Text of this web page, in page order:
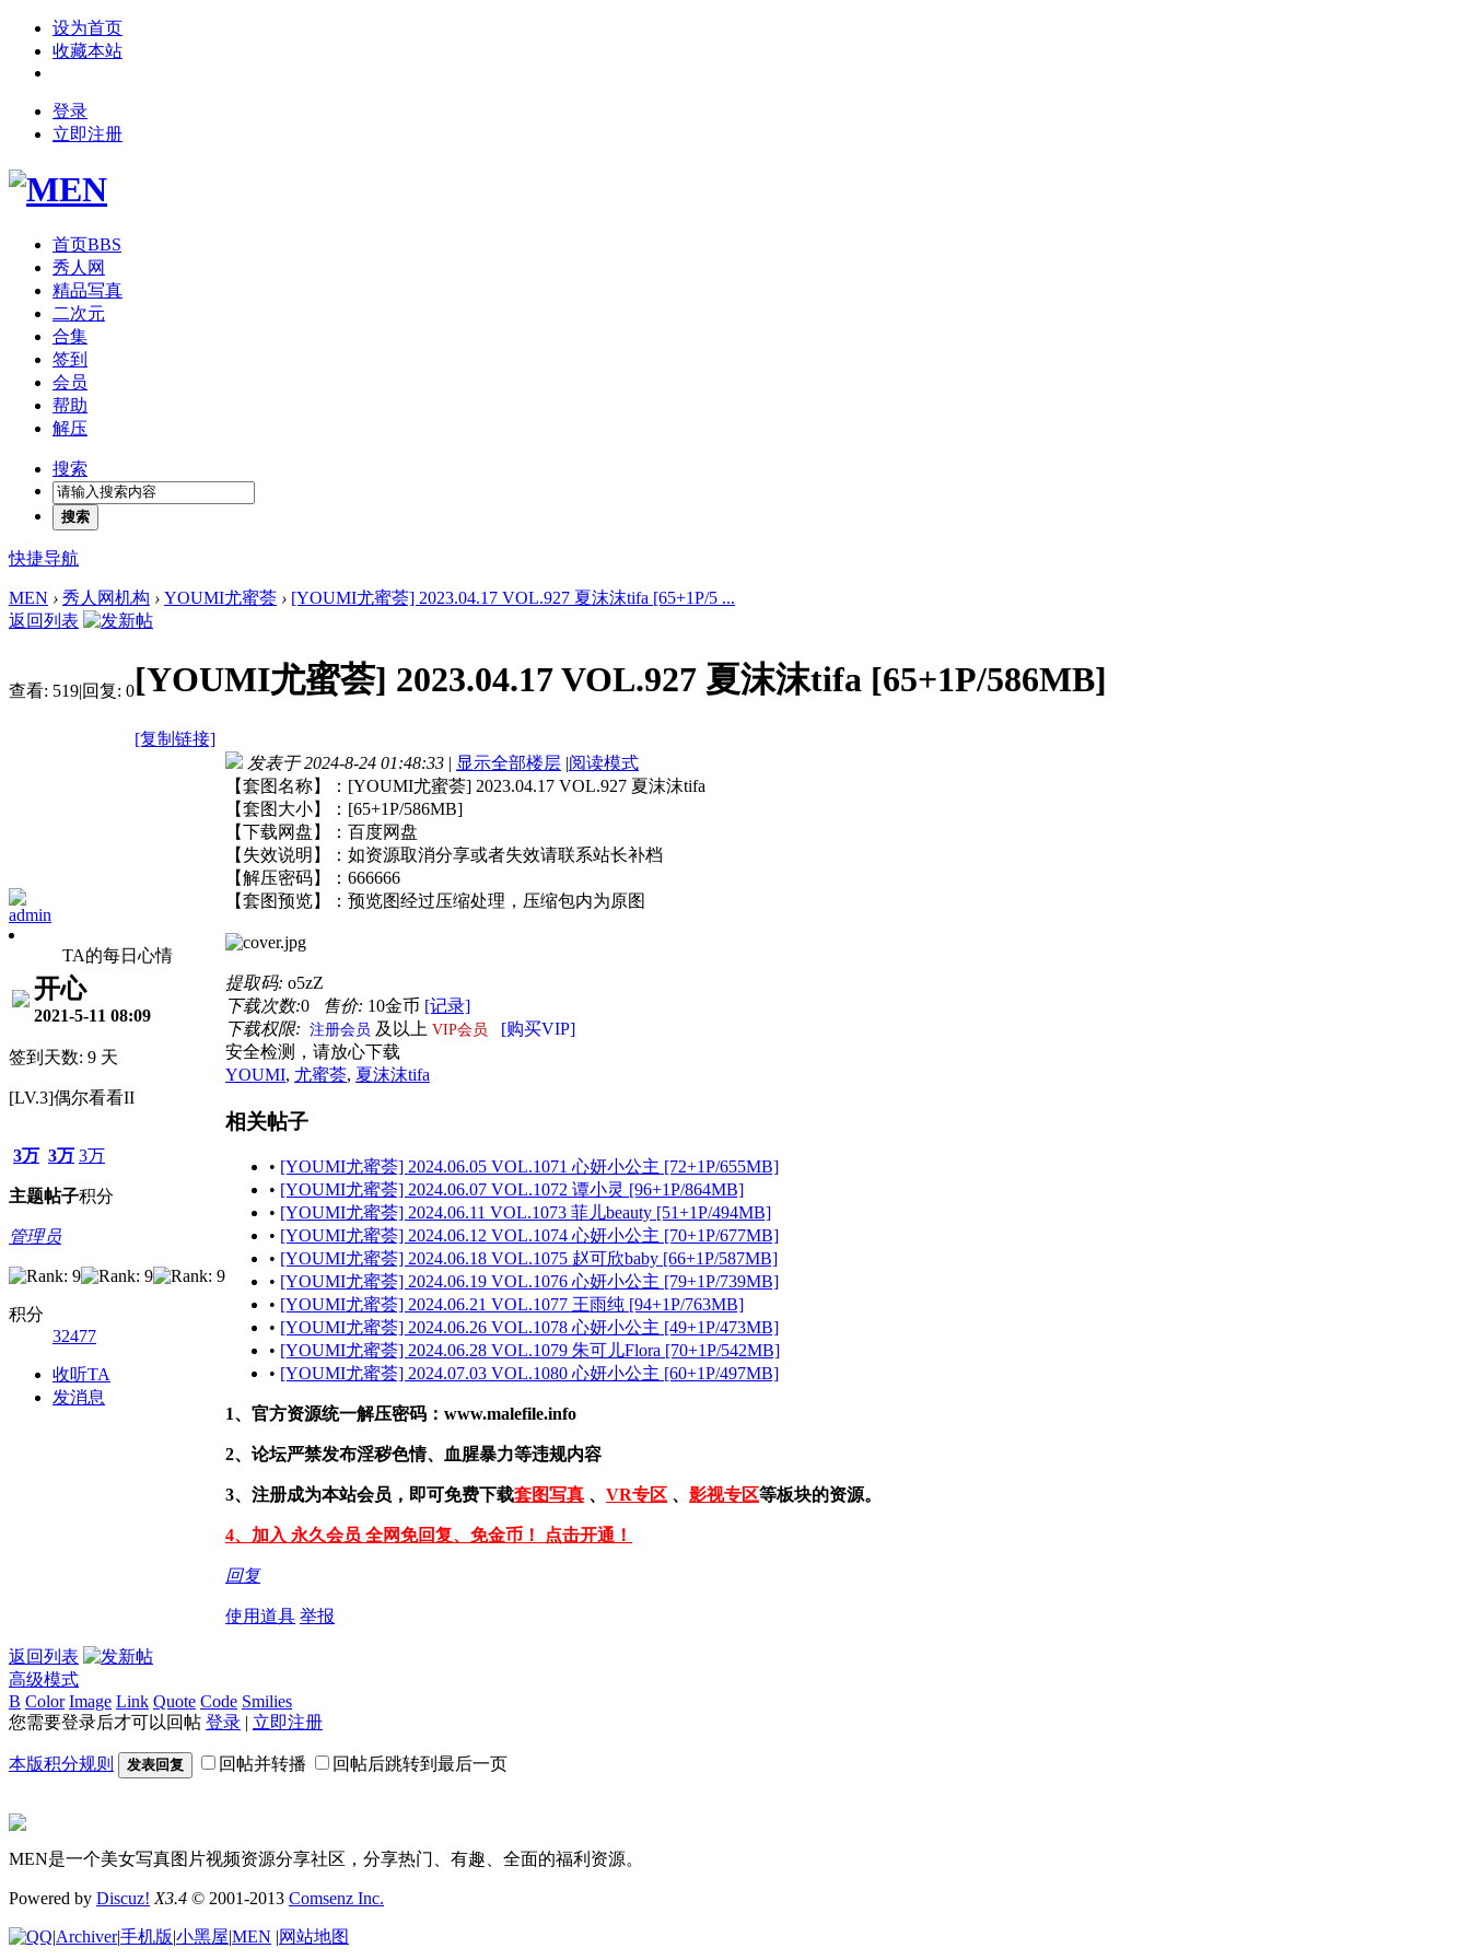
设为首页
收藏本站
登录
立即注册
首页BBS
秀人网
精品写真
二次元
合集
签到
会员
帮助
解压
搜索
搜索
快捷导航
MEN › 秀人网机构 › YOUMI尤蜜荟 › [YOUMI尤蜜荟] 2023.04.17 VOL.927 夏沫沫tifa [65+1P/5 ...
返回列表
查看: 519|回复: 0[YOUMI尤蜜荟] 2023.04.17 VOL.927 夏沫沫tifa [65+1P/586MB]
[复制链接]
admin
TA的每日心情
开心
2021-5-11 08:09
签到天数: 9 天
[LV.3]偶尔看看II
3万
主题
3万
帖子
3万
积分
管理员
积分
32477
收听TA
发消息
发表于 2024-8-24 01:48:33 | 显示全部楼层 |阅读模式
【套图名称】：[YOUMI尤蜜荟] 2023.04.17 VOL.927 夏沫沫tifa
【套图大小】：[65+1P/586MB]
【下载网盘】：百度网盘
【失效说明】：如资源取消分享或者失效请联系站长补档
【解压密码】：666666
【套图预览】：预览图经过压缩处理，压缩包内为原图
提取码: o5zZ
下载次数:0 售价: 10金币 [记录]
下载权限: 注册会员 及以上 VIP会员
[购买VIP]
安全检测，请放心下载
YOUMI, 尤蜜荟, 夏沫沫tifa
相关帖子
• [YOUMI尤蜜荟] 2024.06.05 VOL.1071 心妍小公主 [72+1P/655MB]
• [YOUMI尤蜜荟] 2024.06.07 VOL.1072 谭小灵 [96+1P/864MB]
• [YOUMI尤蜜荟] 2024.06.11 VOL.1073 菲儿beauty [51+1P/494MB]
• [YOUMI尤蜜荟] 2024.06.12 VOL.1074 心妍小公主 [70+1P/677MB]
• [YOUMI尤蜜荟] 2024.06.18 VOL.1075 赵可欣baby [66+1P/587MB]
• [YOUMI尤蜜荟] 2024.06.19 VOL.1076 心妍小公主 [79+1P/739MB]
• [YOUMI尤蜜荟] 2024.06.21 VOL.1077 王雨纯 [94+1P/763MB]
• [YOUMI尤蜜荟] 2024.06.26 VOL.1078 心妍小公主 [49+1P/473MB]
• [YOUMI尤蜜荟] 2024.06.28 VOL.1079 朱可儿Flora [70+1P/542MB]
• [YOUMI尤蜜荟] 2024.07.03 VOL.1080 心妍小公主 [60+1P/497MB]
1、官方资源统一解压密码：www.malefile.info
2、论坛严禁发布淫秽色情、血腥暴力等违规内容
3、注册成为本站会员，即可免费下载套图写真 、 VR专区 、 影视专区等板块的资源。
4、加入 永久会员 全网免回复、免金币！ 点击开通！
回复
使用道具 举报
返回列表
高级模式
B Color Image Link Quote Code Smilies
您需要登录后才可以回帖 登录 | 立即注册
本版积分规则 发表回复 回帖并转播 回帖后跳转到最后一页
MEN是一个美女写真图片视频资源分享社区，分享热门、有趣、全面的福利资源。
Powered by Discuz! X3.4 © 2001-2013 Comsenz Inc.
|Archiver|手机版|小黑屋|MEN |网站地图